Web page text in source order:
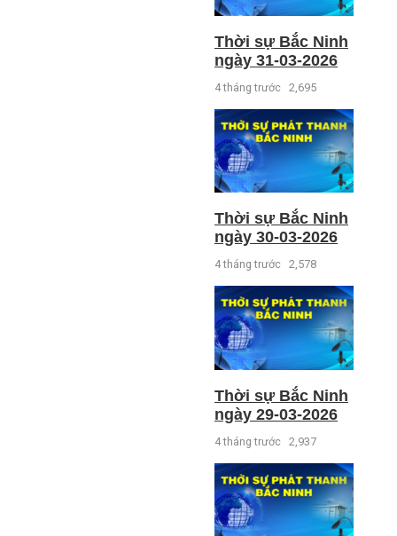
Thời sự Bắc Ninh
ngày 31-03-2026
4 tháng trước 2,695
Thời sự Bắc Ninh
ngày 30-03-2026
4 tháng trước 2,578
Thời sự Bắc Ninh
ngày 29-03-2026
4 tháng trước 2,937